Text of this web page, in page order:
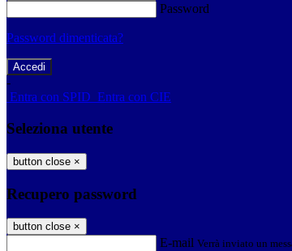
Password
Password dimenticata?
-
Entra con SPID Entra con CIE
Seleziona utente
button close ×
Recupero password
button close ×
E-mail Verrà inviato un